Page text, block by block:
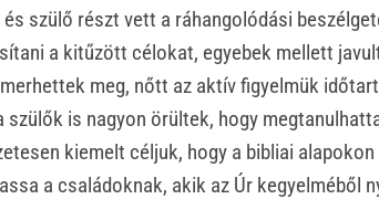
szülő részt vett a ráhangolódási
a kitűzött célokat, egyebek mellett
meg, nőtt az aktív figyelmük
is nagyon örültek, hogy
kiemelt céljuk, hogy a bibliai alapokon
a családoknak, akik az Úr kegyelméből